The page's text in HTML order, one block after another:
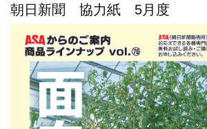
朝日新聞 協力紙 5月度